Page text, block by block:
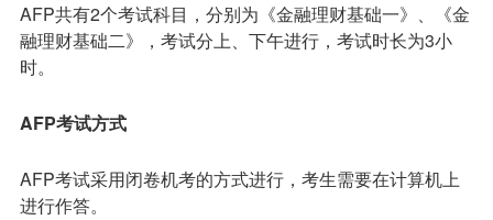
AFP共有2个考试科目，分别为《金融理财基础一》、《金
融理财基础二》，考试分上、下午进行，考试时长为3小
时。
AFP考试方式
AFP考试采用闭卷机考的方式进行，考生需要在计算机上
进行作答。